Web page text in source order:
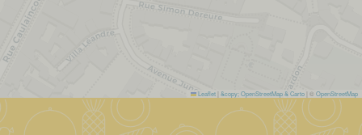
Leaflet &copy; OpenStreetMap & Carto | ©OpenStreetMap